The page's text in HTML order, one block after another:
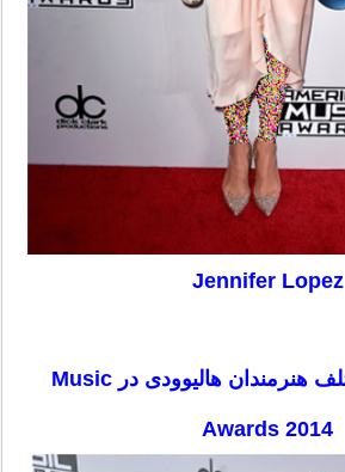
Jennifer Lopez
پوشش های مختلف هنرمندان هالیوودی در Music
Awards 2014